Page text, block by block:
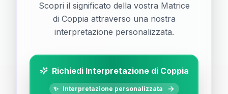
Scopri il significato della vostra Matrice
di Coppia attraverso una nostra
interpretazione personalizzata.
Richiedi Interpretazione di Coppia
✨ Interpretazione personalizzata